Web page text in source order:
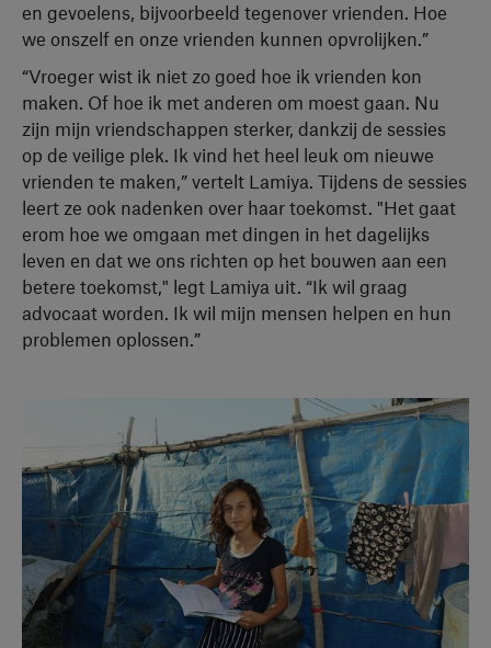
en gevoelens, bijvoorbeeld tegenover vrienden. Hoe
we onszelf en onze vrienden kunnen opvrolijken.”
“Vroeger wist ik niet zo goed hoe ik vrienden kon
maken. Of hoe ik met anderen om moest gaan. Nu
zijn mijn vriendschappen sterker, dankzij de sessies
op de veilige plek. Ik vind het heel leuk om nieuwe
vrienden te maken,” vertelt Lamiya. Tijdens de sessies
leert ze ook nadenken over haar toekomst. "Het gaat
erom hoe we omgaan met dingen in het dagelijks
leven en dat we ons richten op het bouwen aan een
betere toekomst," legt Lamiya uit. “Ik wil graag
advocaat worden. Ik wil mijn mensen helpen en hun
problemen oplossen.”